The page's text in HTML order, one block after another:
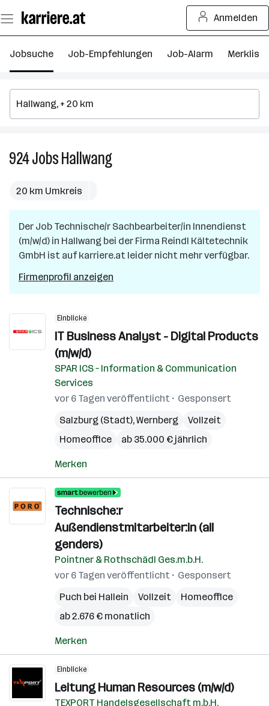
Seiteninhalt
springen
Anmelden
Jobsuche Job-Empfehlungen Job-Alarm Merkliste
924JobsHallwang924
Jobs
20 km Umkreis
Der Job Technische/r Sachbearbeiter/in Innendienst
(m/w/d) in Hallwang bei der Firma Reindl Kältetechnik
GmbH ist auf karriere.at leider nicht mehr verfügbar.
Firmenprofil anzeigen
Einblicke
IT Business Analyst - Digital Products
(m/w/d)
SPAR ICS – Information & Communication
Services
vor 6 Tagen veröffentlicht
Gesponsert
Salzburg (Stadt),Wernberg
Vollzeit
Homeoffice
ab 35.000 € jährlich
Merken
Technische:r
Außendienstmitarbeiter:in (all
genders)
Pointner & Rothschädl Ges.m.b.H.
vor 6 Tagen veröffentlicht
Gesponsert
Puch bei Hallein
Vollzeit
Homeoffice
ab 2.676 € monatlich
Merken
Einblicke
Leitung Human Resources (m/w/d)
TEXPORT Handelsgesellschaft m.b.H.